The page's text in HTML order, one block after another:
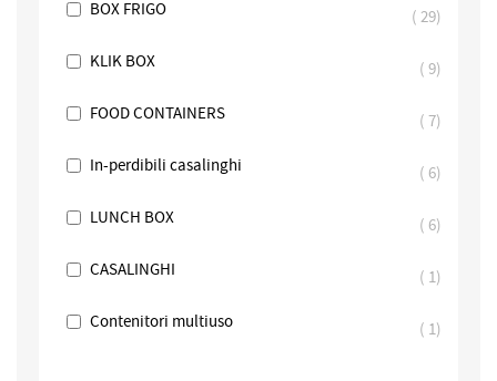
BOX FRIGO
29
KLIK BOX
9
FOOD CONTAINERS
7
In-perdibili casalinghi
6
LUNCH BOX
6
CASALINGHI
1
Contenitori multiuso
1